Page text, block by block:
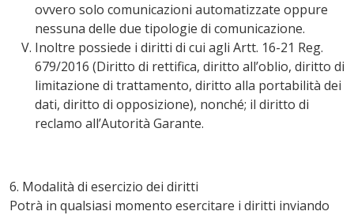
ovvero solo comunicazioni automatizzate oppure
nessuna delle due tipologie di comunicazione.
Inoltre possiede i diritti di cui agli Artt. 16-21 Reg.
679/2016 (Diritto di rettifica, diritto all’oblio, diritto di
limitazione di trattamento, diritto alla portabilità dei
dati, diritto di opposizione), nonché; il diritto di
reclamo all’Autorità Garante.
6. Modalità di esercizio dei diritti
Potrà in qualsiasi momento esercitare i diritti inviando